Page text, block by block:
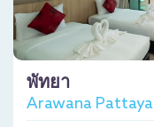
พัทยา
Arawana Pattaya